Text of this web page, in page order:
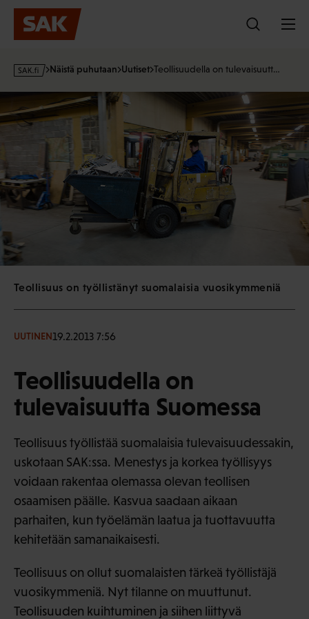
Hyppää
sisältöön
s
·
f
Näistä puhutaan Uutiset Teollisuudella on tulevaisuutt…
Teollisuus on työllistänyt suomalaisia vuosikymmeniä
UUTINEN19.2.2013 7:56
Teollisuudella on
tulevaisuutta Suomessa
Teollisuus työllistää suomalaisia tulevaisuudessakin,
uskotaan SAK:ssa. Menestys ja korkea työllisyys
voidaan rakentaa olemassa olevan teollisen
osaamisen päälle. Kasvua saadaan aikaan
parhaiten, kun työelämän laatua ja tuottavuutta
kehitetään samanaikaisesti.
Teollisuus on ollut suomalaisten tärkeä työllistäjä
vuosikymmeniä. Nyt tilanne on muuttunut.
Teollisuuden kuihtuminen ja siihen liittyvä